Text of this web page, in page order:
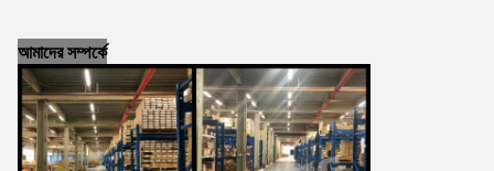
আমাদের সম্পর্কে